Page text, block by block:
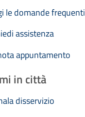
le domande frequenti
assistenza
appuntamento
in città
disservizio